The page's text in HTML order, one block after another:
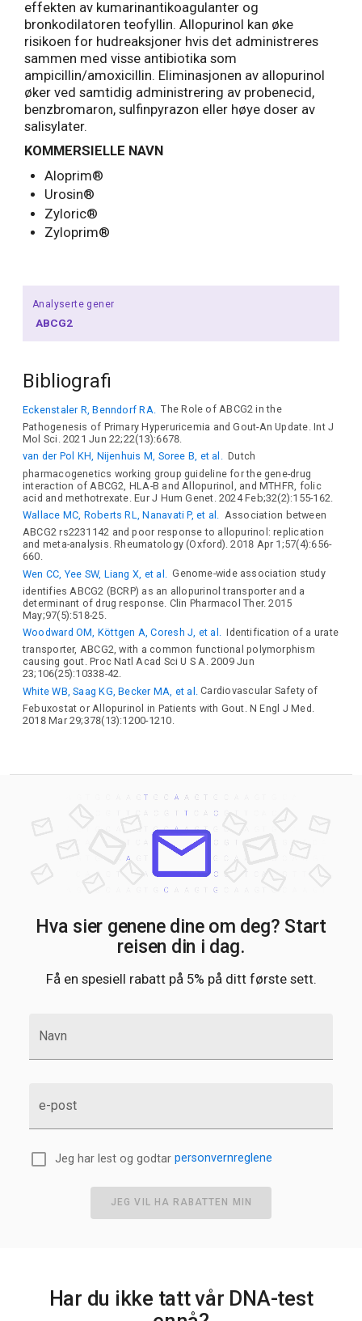
effekten av kumarinantikoagulanter og
bronkodilatoren teofyllin. Allopurinol kan øke
risikoen for hudreaksjoner hvis det administreres
sammen med visse antibiotika som
ampicillin/amoxicillin. Eliminasjonen av allopurinol
øker ved samtidig administrering av probenecid,
benzbromaron, sulfinpyrazon eller høye doser av
salisylater.
KOMMERSIELLE NAVN
Aloprim®
Urosin®
Zyloric®
Zyloprim®
Analyserte gener
ABCG2
Bibliografi
Eckenstaler R, Benndorf RA.
The Role of ABCG2 in the
Pathogenesis of Primary Hyperuricemia and Gout-An Update. Int J
Mol Sci. 2021 Jun 22;22(13):6678.
van der Pol KH, Nijenhuis M, Soree B, et al. Dutch
pharmacogenetics working group guideline for the gene-drug
interaction of ABCG2, HLA-B and Allopurinol, and MTHFR, folic
acid and methotrexate. Eur J Hum Genet. 2024 Feb;32(2):155-162.
Wallace MC, Roberts RL, Nanavati P, et al.
Association between
ABCG2 rs2231142 and poor response to allopurinol: replication
and meta-analysis. Rheumatology (Oxford). 2018 Apr 1;57(4):656-
660.
Wen CC, Yee SW, Liang X, et al.
Genome-wide association study
identifies ABCG2 (BCRP) as an allopurinol transporter and a
determinant of drug response. Clin Pharmacol Ther. 2015
May;97(5):518-25.
Woodward OM, Köttgen A, Coresh J, et al. Identification of a urate
transporter, ABCG2, with a common functional polymorphism
causing gout. Proc Natl Acad Sci U S A. 2009 Jun
23;106(25):10338-42.
White WB, Saag KG, Becker MA, et al. Cardiovascular Safety of
Febuxostat or Allopurinol in Patients with Gout. N Engl J Med.
2018 Mar 29;378(13):1200-1210.
Hva sier genene dine om deg? Start
reisen din i dag.
Få en spesiell rabatt på 5% på ditt første sett.
Navn
e-post
Jeg har lest og godtar personvernreglene
JEG VIL HA RABATTEN MIN
Har du ikke tatt vår DNA-test